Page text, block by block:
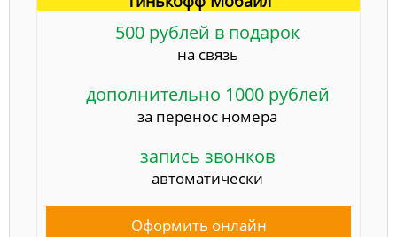
500 рублей в подарок
на связь
дополнительно 1000 рублей
за перенос номера
запись звонков
автоматически
Оформить онлайн